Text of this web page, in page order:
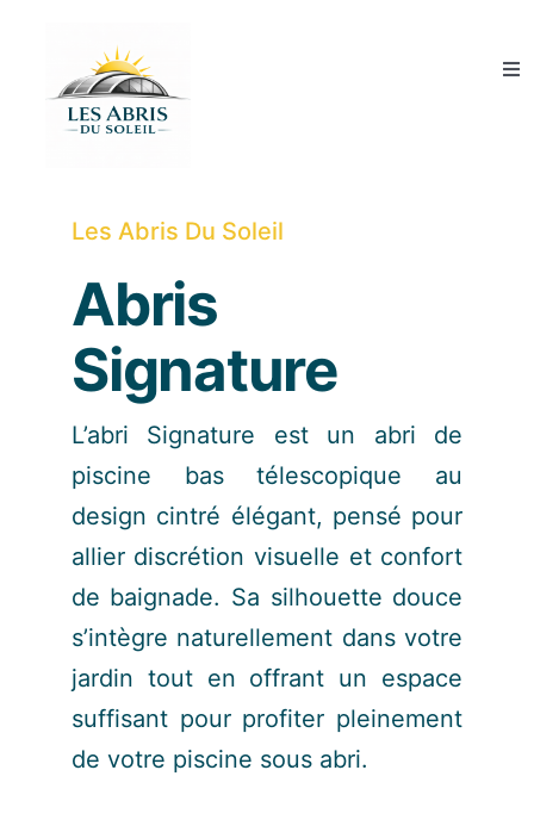
content
Qui sommes-nous ?
Guide et conseils
Devis
Les Abris Du Soleil
Abris
Signature
L’abri Signature est un abri de
piscine bas télescopique au
design cintré élégant, pensé pour
allier discrétion visuelle et confort
de baignade. Sa silhouette douce
s’intègre naturellement dans votre
jardin tout en offrant un espace
suffisant pour profiter pleinement
de votre piscine sous abri.